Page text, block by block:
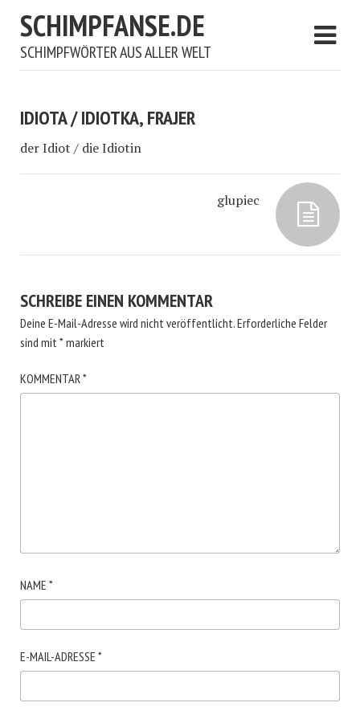
SCHIMPFANSE.DE
SCHIMPFWÖRTER AUS ALLER WELT
IDIOTA / IDIOTKA, FRAJER
der Idiot / die Idiotin
glupiec
SCHREIBE EINEN KOMMENTAR
Deine E-Mail-Adresse wird nicht veröffentlicht.Erforderliche Felder
sind mit*markiert
KOMMENTAR*
NAME *
E-MAIL-ADRESSE *